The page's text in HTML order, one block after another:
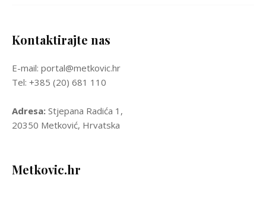
Kontaktirajte nas
E-mail: portal@metkovic.hr
Tel: +385 (20) 681 110
Adresa: Stjepana Radića 1,
20350 Metković, Hrvatska
Metkovic.hr